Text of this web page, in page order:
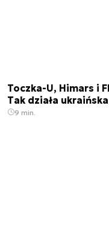
Toczka-U, Himars i
Tak działa
9 min.